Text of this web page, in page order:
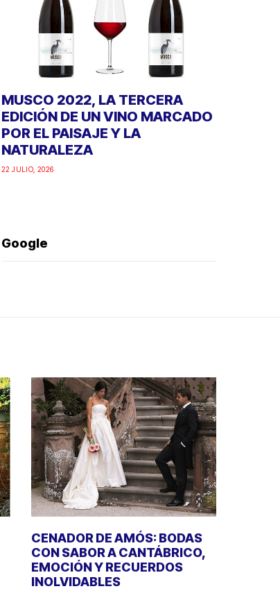
MUSCO 2022, LA TERCERA
EDICIÓN DE UN VINO MARCADO
POR EL PAISAJE Y LA
NATURALEZA
22 JULIO, 2026
Google
CENADOR DE AMÓS: BODAS
CON SABOR A CANTÁBRICO,
EMOCIÓN Y RECUERDOS
INOLVIDABLES